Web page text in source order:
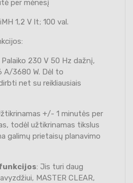
per mėnesį
1,2 V lt; 100 val.
Palaiko 230 V 50 Hz dažnį,
A/3680 W. Dėl to
net su reikliausiais
+/- 1 minutės per
todėl užtikrinamas tikslus
galimų prietaisų planavimo
: Jis turi daug
MASTER CLEAR,